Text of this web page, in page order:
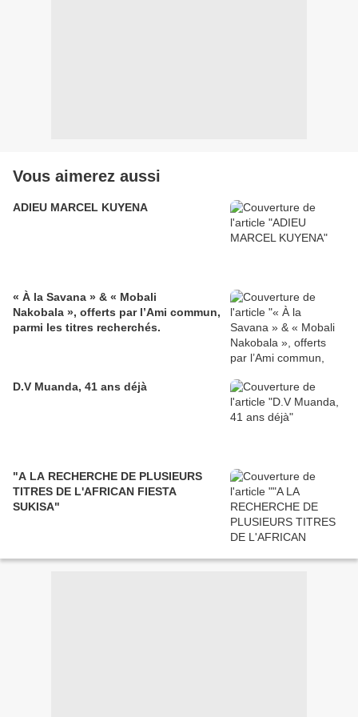
Vous aimerez aussi
ADIEU MARCEL KUYENA
« À la Savana » & « Mobali
Nakobala », offerts par l’Ami commun,
parmi les titres recherchés.
D.V Muanda, 41 ans déjà
"A LA RECHERCHE DE PLUSIEURS
TITRES DE L'AFRICAN FIESTA
SUKISA"